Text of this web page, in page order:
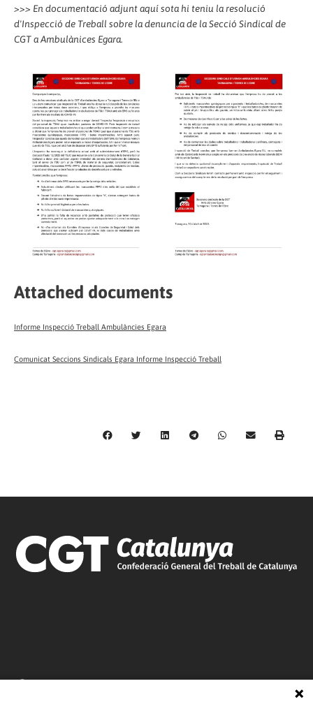
>>> En documentació adjunt aquí sota hi teniu la resolució
d'Inspecció de Treball sobre la denuncia de la Secció Sindical de
CGT a Ambulànices Egara.
Attached documents
Informe Inspecció Treball Ambulàncies Egara
Comunicat Seccions Sindicals Egara Informe Inspecció Treball